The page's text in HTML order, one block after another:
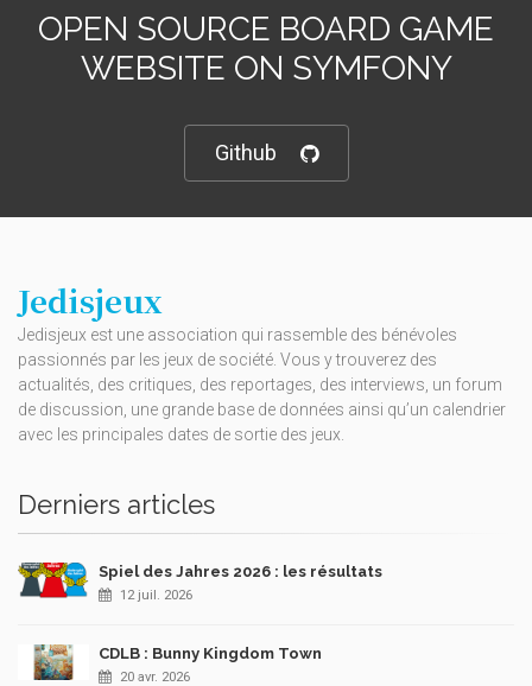
OPEN SOURCE BOARD GAME
WEBSITE ON SYMFONY
Github
Jedisjeux
Jedisjeux est une association qui rassemble des bénévoles
passionnés par les jeux de société. Vous y trouverez des
actualités, des critiques, des reportages, des interviews, un forum
de discussion, une grande base de données ainsi qu’un calendrier
avec les principales dates de sortie des jeux.
Derniers articles
Spiel des Jahres 2026 : les résultats
12 juil. 2026
CDLB : Bunny Kingdom Town
20 avr. 2026